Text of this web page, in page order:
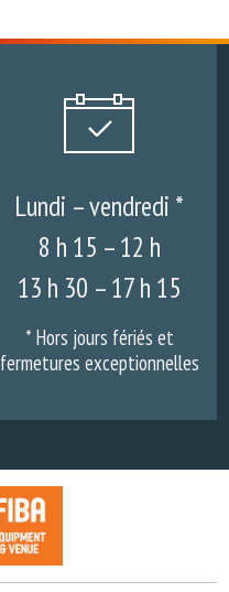
Lundi – vendredi *
8 h 15 – 12 h
13 h 30 – 17 h 15
* Hors jours fériés et
fermetures exceptionnelles